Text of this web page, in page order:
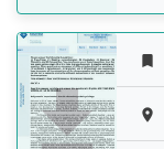


